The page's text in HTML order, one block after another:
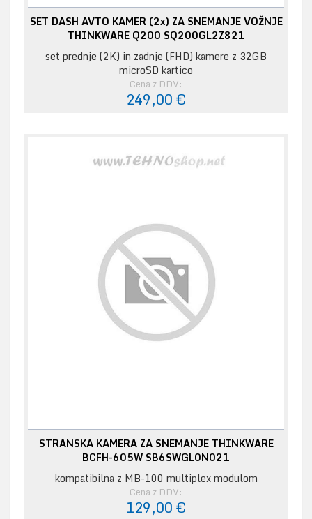
SET DASH AVTO KAMER (2x) ZA SNEMANJE VOŽNJE
THINKWARE Q200 SQ200GL2Z821
set prednje (2K) in zadnje (FHD) kamere z 32GB
microSD kartico
Cena z DDV:
249,00 €
STRANSKA KAMERA ZA SNEMANJE THINKWARE
BCFH-605W SB6SWGL0N021
kompatibilna z MB-100 multiplex modulom
Cena z DDV:
129,00 €